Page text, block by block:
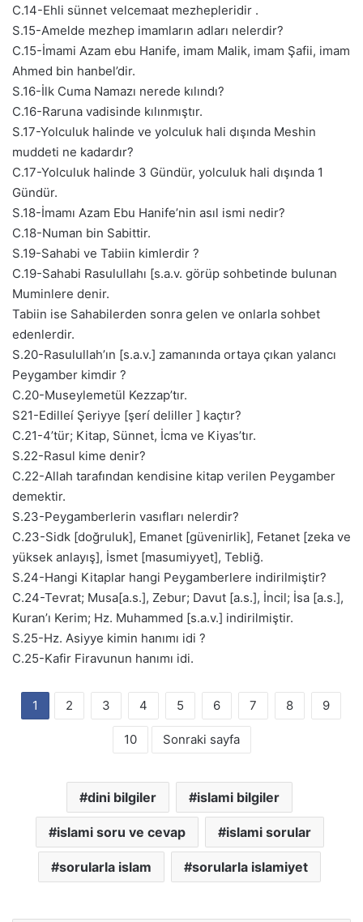
C.14-Ehli sünnet velcemaat mezhepleridir .
S.15-Amelde mezhep imamların adları nelerdir?
C.15-İmami Azam ebu Hanife, imam Malik, imam Şafii, imam
Ahmed bin hanbel’dir.
S.16-İlk Cuma Namazı nerede kılındı?
C.16-Raruna vadisinde kılınmıştır.
S.17-Yolculuk halinde ve yolculuk hali dışında Meshin
muddeti ne kadardır?
C.17-Yolculuk halinde 3 Gündür, yolculuk hali dışında 1
Gündür.
S.18-İmamı Azam Ebu Hanife’nin asıl ismi nedir?
C.18-Numan bin Sabittir.
S.19-Sahabi ve Tabiin kimlerdir ?
C.19-Sahabi Rasulullahı [s.a.v. görüp sohbetinde bulunan
Muminlere denir.
Tabiin ise Sahabilerden sonra gelen ve onlarla sohbet
edenlerdir.
S.20-Rasulullah’ın [s.a.v.] zamanında ortaya çıkan yalancı
Peygamber kimdir ?
C.20-Museylemetül Kezzap’tır.
S21-Edilleí Şeriyye [şerí deliller ] kaçtır?
C.21-4’tür; Kitap, Sünnet, İcma ve Kiyas’tır.
S.22-Rasul kime denir?
C.22-Allah tarafından kendisine kitap verilen Peygamber
demektir.
S.23-Peygamberlerin vasıfları nelerdir?
C.23-Sidk [doğruluk], Emanet [güvenirlik], Fetanet [zeka ve
yüksek anlayış], İsmet [masumiyyet], Tebliğ.
S.24-Hangi Kitaplar hangi Peygamberlere indirilmiştir?
C.24-Tevrat; Musa[a.s.], Zebur; Davut [a.s.], İncil; İsa [a.s.],
Kuran’ı Kerim; Hz. Muhammed [s.a.v.] indirilmiştir.
S.25-Hz. Asiyye kimin hanımı idi ?
C.25-Kafir Firavunun hanımı idi.
1 2 3 4 5 6 7 8 9
10 Sonraki sayfa
dini bilgiler islami bilgiler
islami soru ve cevap islami sorular
sorularla islam sorularla islamiyet